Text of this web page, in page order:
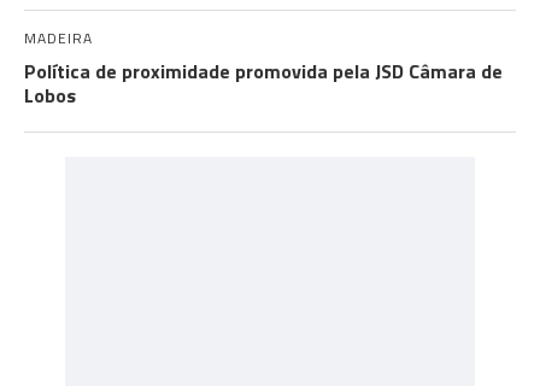
MADEIRA
Política de proximidade promovida pela JSD Câmara de
Lobos